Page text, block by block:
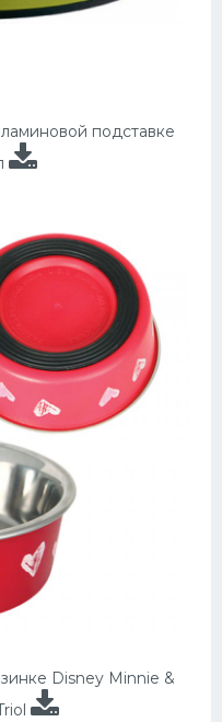
подставке
Disney Minnie &